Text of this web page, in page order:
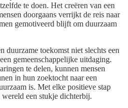
te doen. Het creëren van een
doorgaans verrijkt de reis naar
gemotiveerd blijft om duurzaam
duurzame toekomst niet slechts een
gemeenschappelijke uitdaging.
te delen, kunnen mensen
in hun zoektocht naar een
is. Met elke positieve stap
een stukje dichterbij.